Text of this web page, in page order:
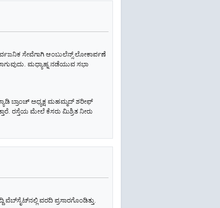
ಸೇವೆಗಾಗಿ ಆಂಬುಲೆನ್ಸ್‌ ಲೋಕಾರ್ಪಣೆ
ಮಧ್ಯಾಹ್ನ ನಡೆಯುವ ಸಭಾ
ಬ್ರಾಂಚ್ ಅಧ್ಯಕ್ಷ ಮಹಮ್ಮದ್ ಶರೀಫ್
ರಸ್ತೆಯ ಮೇಲೆ ಕೆಸರು ಮಿಶ್ರಿತ ನೀರು
ವೆಬ್‌ಸೈಟ್‌ನಲ್ಲಿ ವರದಿ ಪ್ರಸಾರಗೊಂಡಿತ್ತು.